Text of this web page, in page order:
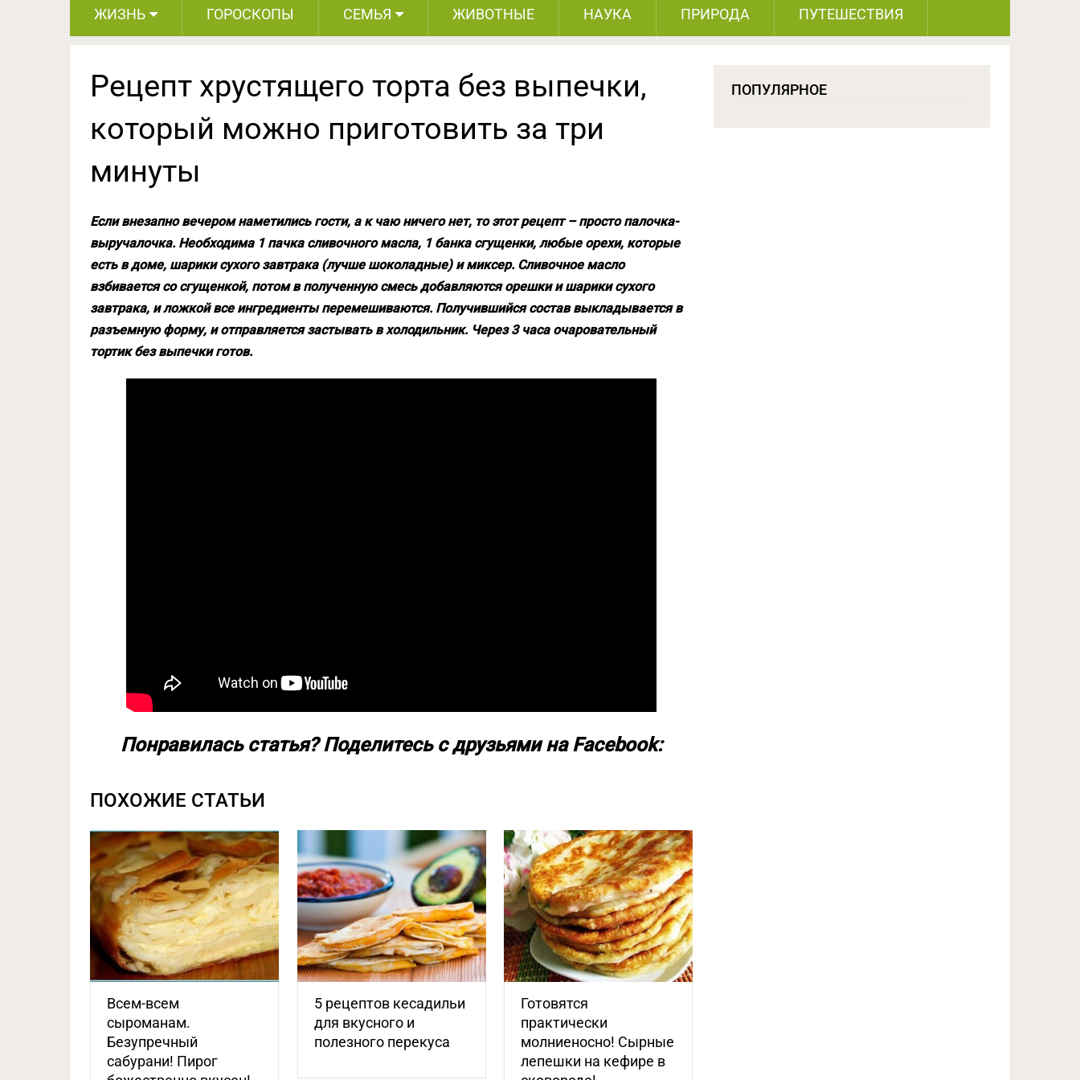
ЖИЗНЬ ГОРОСКОПЫ СЕМЬЯ ЖИВОТНЫЕ НАУКА ПРИРОДА ПУТЕШЕСТВИЯ
Рецепт хрустящего торта без выпечки,
который можно приготовить за три
минуты
Если внезапно вечером наметились гости, а к чаю ничего нет, то этот рецепт – просто палочка-
выручалочка. Необходима 1 пачка сливочного масла, 1 банка сгущенки, любые орехи, которые
есть в доме, шарики сухого завтрака (лучше шоколадные) и миксер. Сливочное масло
взбивается со сгущенкой, потом в полученную смесь добавляются орешки и шарики сухого
завтрака, и ложкой все ингредиенты перемешиваются. Получившийся состав выкладывается в
разъемную форму, и отправляется застывать в холодильник. Через 3 часа очаровательный
тортик без выпечки готов.
Понравилась статья? Поделитесь с друзьями на Facebook:
ПОХОЖИЕ СТАТЬИ
Всем-всем
сыроманам.
Безупречный
сабурани! Пирог
5 рецептов кесадильи
для вкусного и
полезного перекуса
Готовятся
практически
молниеносно! Сырные
лепешки на кефире в
ПОПУЛЯРНОЕ